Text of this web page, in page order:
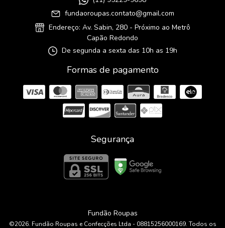
fundaoroupas.contato@gmail.com
Endereço: Av. Sabin, 280 - Próximo ao Metrô
Capão Redondo
De segunda a sexta das 10h as 19h
Formas de pagamento
Segurança
Fundão Roupas
©2026. Fundão Roupas e Confecções Ltda - 08815256000169. Todos os